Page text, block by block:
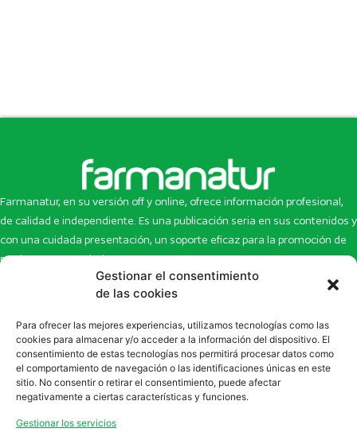
Gestionar el consentimiento
de las cookies
Para ofrecer las mejores experiencias, utilizamos tecnologías como las
cookies para almacenar y/o acceder a la información del dispositivo. El
consentimiento de estas tecnologías nos permitirá procesar datos como
el comportamiento de navegación o las identificaciones únicas en este
sitio. No consentir o retirar el consentimiento, puede afectar
negativamente a ciertas características y funciones.
Gestionar los servicios
Farmanatur, en su versión off y online, ofrece información profesional,
de calidad e independiente. Es una publicación seria en sus contenidos y
con una cuidada presentación, un soporte eficaz para la promoción de
productos y novedades.
Inicio
Newsletter
Eco Multimedia
Contacto
Artículos
Escaparate
Enlaces de interés
SUSCRÍBETE A NUESTRO NEWSLETTER
la sección deNewsletter